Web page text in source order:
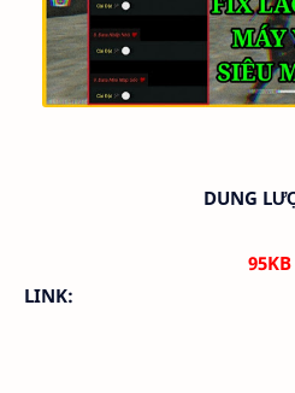
DUNG
95KB
LINK: